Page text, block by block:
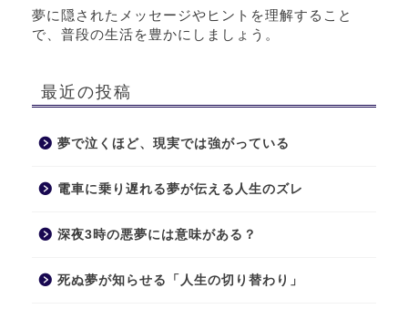
夢に隠されたメッセージやヒントを理解すること
で、普段の生活を豊かにしましょう。
最近の投稿
夢で泣くほど、現実では強がっている
電車に乗り遅れる夢が伝える人生のズレ
深夜3時の悪夢には意味がある？
死ぬ夢が知らせる「人生の切り替わり」